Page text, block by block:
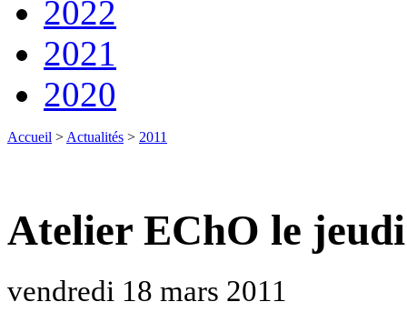
2022
2021
2020
Accueil > Actualités > 2011
Atelier EChO le
vendredi 18 mars 2011